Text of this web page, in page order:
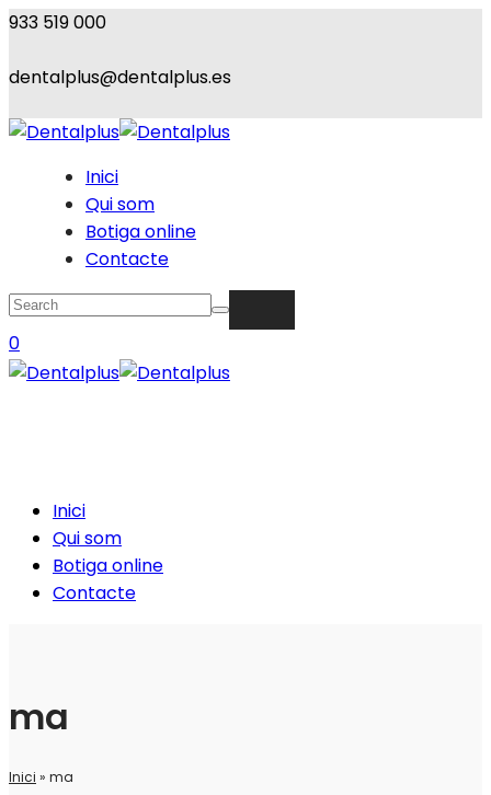
933 519 000
dentalplus@dentalplus.es
Inici
Qui som
Botiga online
Contacte
0
Inici
Qui som
Botiga online
Contacte
ma
Inici » ma